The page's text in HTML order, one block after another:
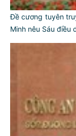
Đề cương tuyên
Minh nêu Sáu điều